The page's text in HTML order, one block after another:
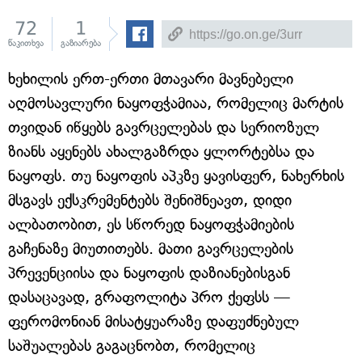
72
წაკითხვა
1
გაზიარება
ხეხილის ერთ-ერთი მთავარი მავნებელი
აღმოსავლური ნაყოფჭამიაა, რომელიც მარტის
თვიდან იწყებს გავრცელებას და სერიოზულ
ზიანს აყენებს ახალგაზრდა ყლორტებსა და
ნაყოფს. თუ ნაყოფის აპკზე ყავისფერ, ნახერხის
მსგავს ექსკრემენტებს შენიშნეავთ, დიდი
ალბათობით, ეს სწორედ ნაყოფჭამიების
გაჩენაზე მიუთითებს. მათი გავრცელების
პრევენციისა და ნაყოფის დაზიანებისგან
დასაცავად, გრაფოლიტა პრო ქეფსს —
ფერომონიან მისატყუარაზე დაფუძნებულ
საშუალებას გაგაცნობთ, რომელიც